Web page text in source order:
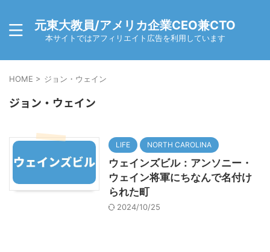
元東大教員/アメリカ企業CEO兼CTO
本サイトではアフィリエイト広告を利用しています
HOME > ジョン・ウェイン
ジョン・ウェイン
LIFE NORTH CAROLINA
ウェインズビル：アンソニー・
ウェイン将軍にちなんで名付け
られた町
2024/10/25